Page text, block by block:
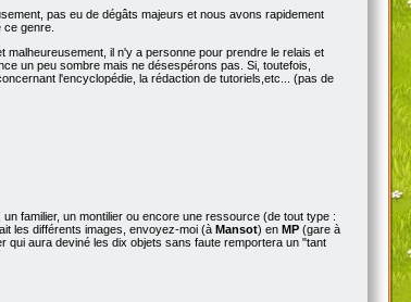
pas eu de dégâts majeurs et nous avons rapidement
ce genre.
il n'y a personne pour prendre le relais et
un peu sombre mais ne désespérons pas. Si, toutefois,
l'encyclopédie, la rédaction de tutoriels,etc... (pas de
familier, un montilier ou encore une ressource (de tout type :
les différents images, envoyez-moi (à Mansot) en MP (gare à
qui aura deviné les dix objets sans faute remportera un "tant